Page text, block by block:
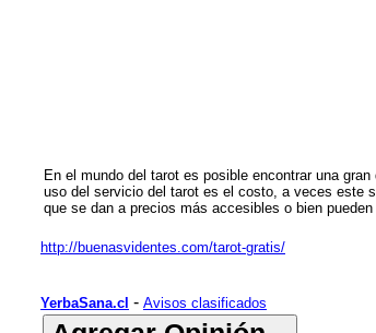
En el mundo del tarot es posible encontrar una
uso del servicio del tarot es el costo, a veces este
que se dan a precios más accesibles o bien
http://buenasvidentes.com/tarot-gratis/
YerbaSana.cl - Avisos clasificados